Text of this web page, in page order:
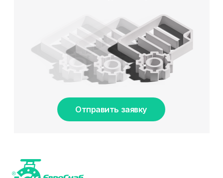
Отправить заявку